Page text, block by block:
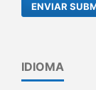
ENVIAR
IDIOMA